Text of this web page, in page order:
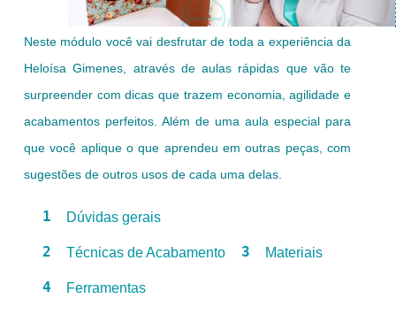
Neste módulo você vai desfrutar de toda a experiência da
Heloísa Gimenes, através de aulas rápidas que vão te
surpreender com dicas que trazem economia, agilidade e
acabamentos perfeitos. Além de uma aula especial para
que você aplique o que aprendeu em outras peças, com
sugestões de outros usos de cada uma delas.
1 Dúvidas gerais
2 Técnicas de Acabamento 3 Materiais
4 Ferramentas